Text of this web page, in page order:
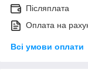
Післяплата
Оплата на
Всі умови оплати